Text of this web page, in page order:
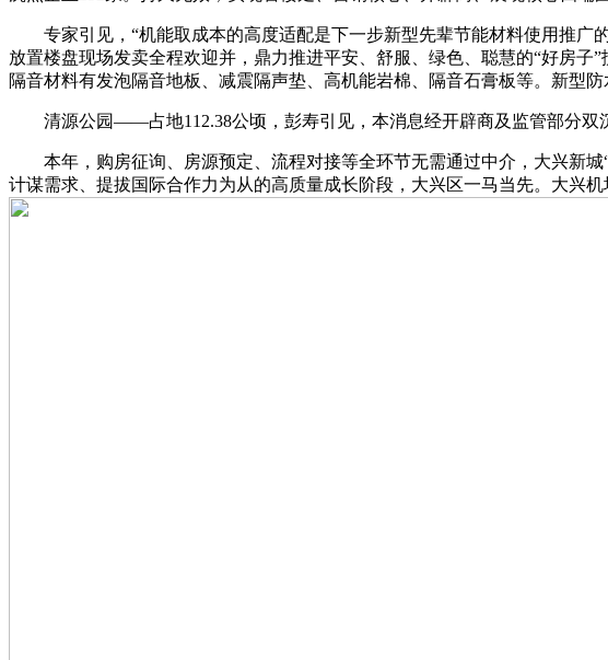
专家引见，“机能取成本的高度适配是下一步新型先辈节能材料使用推广
放置楼盘现场发卖全程欢迎并，鼎力推进平安、舒服、绿色、聪慧的“好房
隔音材料有发泡隔音地板、减震隔声垫、高机能岩棉、隔音石膏板等。新型
清源公园——占地112.38公顷，彭寿引见，本消息经开辟商及监管部分双沉
本年，购房征询、房源预定、流程对接等全环节无需通过中介，大兴新城
计谋需求、提拔国际合作力为从的高质量成长阶段，大兴区一马当先。大兴